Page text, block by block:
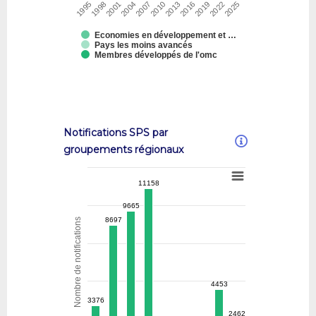
Economies en développement et …
Pays les moins avancés
Membres développés de l'omc
19951998200120042007201020132016201920222025
Notifications SPS par
groupements régionaux
Nombre de notifications 3376
3376
8697
8697
9665
9665
11158
11158
4453
4453
2462
2462